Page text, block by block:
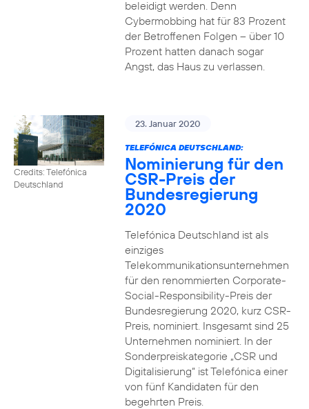
beleidigt werden. Denn
Cybermobbing hat für 83 Prozent
der Betroffenen Folgen – über 10
Prozent hatten danach sogar
Angst, das Haus zu verlassen.
Credits: Telefónica
Deutschland
23. Januar 2020
TELEFÓNICA DEUTSCHLAND:
Nominierung für den
CSR-Preis der
Bundesregierung
2020
Telefónica Deutschland ist als
einziges
Telekommunikationsunternehmen
für den renommierten Corporate-
Social-Responsibility-Preis der
Bundesregierung 2020, kurz CSR-
Preis, nominiert. Insgesamt sind 25
Unternehmen nominiert. In der
Sonderpreiskategorie „CSR und
Digitalisierung“ ist Telefónica einer
von fünf Kandidaten für den
begehrten Preis.